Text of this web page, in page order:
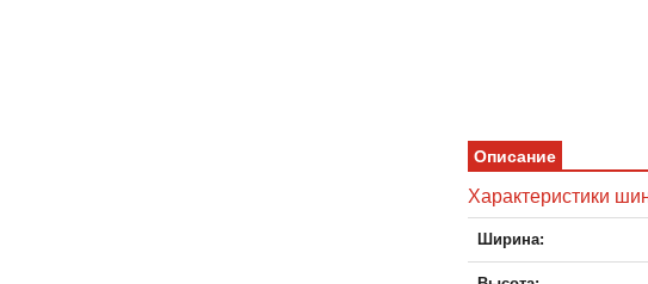
Описание
Характеристики
Ширина: